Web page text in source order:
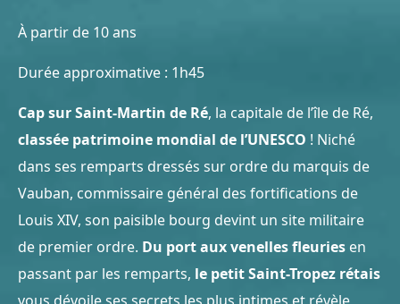
À partir de 10 ans
Durée approximative : 1h45
Cap sur Saint-Martin de Ré, la capitale de l’île de Ré,
classée patrimoine mondial de l’UNESCO ! Niché
dans ses remparts dressés sur ordre du marquis de
Vauban, commissaire général des fortifications de
Louis XIV, son paisible bourg devint un site militaire
de premier ordre. Du port aux venelles fleuries en
passant par les remparts, le petit Saint-Tropez rétais